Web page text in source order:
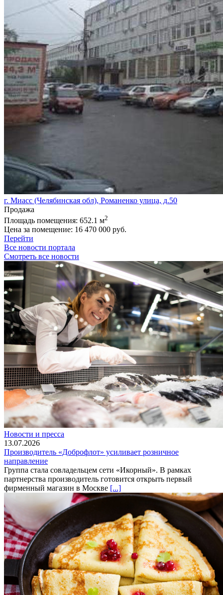
г. Миасс (Челябинская обл), Романенко улица, д.50
Продажа
Площадь помещения: 652.1 м2
Цена за помещение: 16 470 000 руб.
Перейти
Все новости портала
Смотреть все новости
Новости и пресса
13.07.2026
Производитель «Доброфлот» усиливает розничное
направление
Группа стала совладельцем сети «Икорный». В рамках
партнерства производитель готовится открыть первый
фирменный магазин в Москве [...]